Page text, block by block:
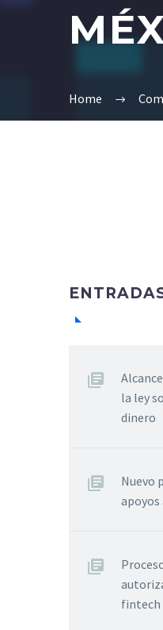
Home
la ley
dinero
Nuevo
fintech